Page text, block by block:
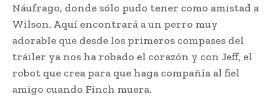
Náufrago, donde sólo pudo tener como amistad a
Wilson. Aquí encontrará a un perro muy
adorable que desde los primeros compases del
tráiler ya nos ha robado el corazón y con Jeff, el
robot que crea para que haga compañía al fiel
amigo cuando Finch muera.